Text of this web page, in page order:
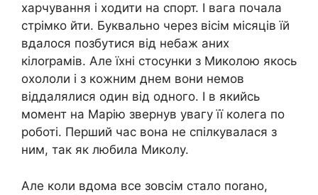
харчування і ходити на спорт. І вага почала
стрімко йти. Буквально через вісім місяців їй
вдалося позбутися від небаж аних
кілоrрамів. Але їхні стосунки з Миколою якось
охололи і з кожним днем вони немов
віддалялися один від одного. І в якийсь
момент на Марію звернув увагу її колега по
роботі. Перший час вона не спілкувалася з
ним, так як любила Миколу.
Але коли вдома все зовсім стало поrано,